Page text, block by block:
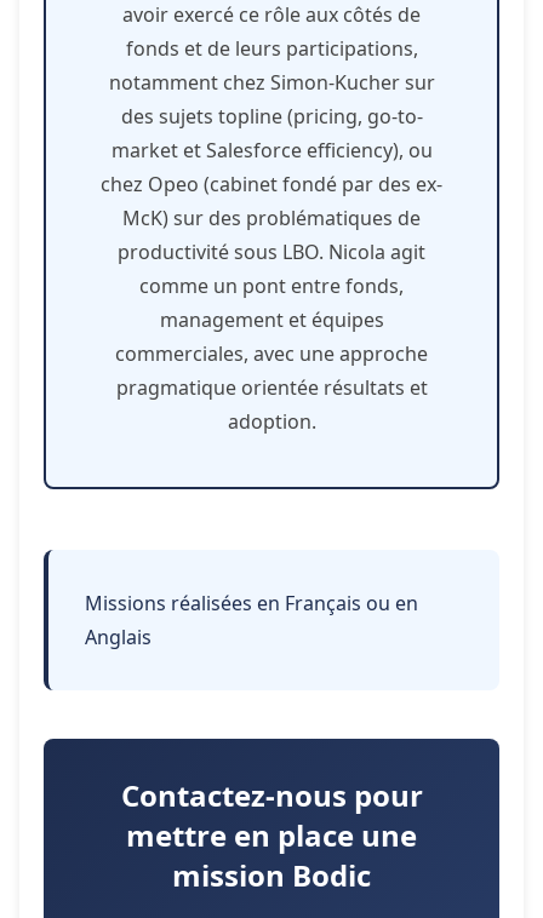
avoir exercé ce rôle aux côtés de
fonds et de leurs participations,
notamment chez Simon-Kucher sur
des sujets topline (pricing, go-to-
market et Salesforce efficiency), ou
chez Opeo (cabinet fondé par des ex-
McK) sur des problématiques de
productivité sous LBO. Nicola agit
comme un pont entre fonds,
management et équipes
commerciales, avec une approche
pragmatique orientée résultats et
adoption.
Missions réalisées en Français ou en
Anglais
Contactez-nous pour
mettre en place une
mission Bodic